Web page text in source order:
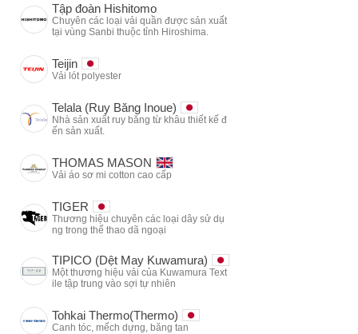
Tập đoàn Hishitomo
Chuyên các loại vải quần được sản xuất
tại vùng Sanbi thuộc tỉnh Hiroshima.
Teijin
Vải lót polyester
Telala (Ruy Băng Inoue)
Nhà sản xuất ruy băng từ khâu thiết kế đ
ến sản xuất.
THOMAS MASON
Vải áo sơ mi cotton cao cấp
TIGER
Thương hiệu chuyên các loại dây sử dụ
ng trong thể thao dã ngoại
TIPICO (Dệt May Kuwamura)
Một thương hiệu vải của Kuwamura Text
ile tập trung vào sợi tự nhiên
Tohkai Thermo(Thermo)
Canh tóc, mếch dựng, băng tan